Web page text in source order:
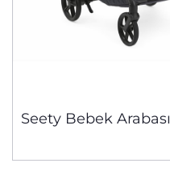
Seety Bebek Arabası